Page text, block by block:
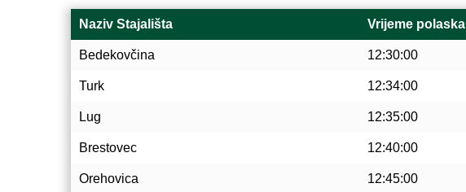
Naziv Stajališta Vrijeme polaska
Bedekovčina 12:30:00
Turk 12:34:00
Lug 12:35:00
Brestovec 12:40:00
Orehovica 12:45:00